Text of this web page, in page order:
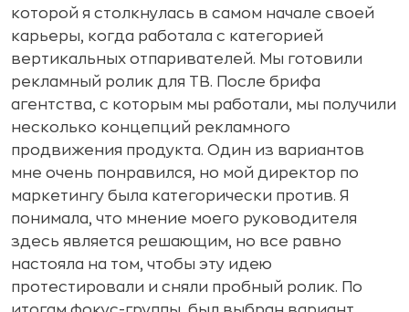
которой я столкнулась в самом начале своей
карьеры, когда работала с категорией
вертикальных отпаривателей. Мы готовили
рекламный ролик для ТВ. После брифа
агентства, с которым мы работали, мы получили
несколько концепций рекламного
продвижения продукта. Один из вариантов
мне очень понравился, но мой директор по
маркетингу была категорически против. Я
понимала, что мнение моего руководителя
здесь является решающим, но все равно
настояла на том, чтобы эту идею
протестировали и сняли пробный ролик. По